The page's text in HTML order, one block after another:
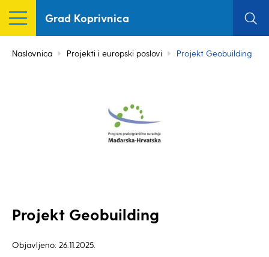
Grad Koprivnica
Naslovnica Projekti i europski poslovi Projekt Geobuilding
Projekt Geobuilding
Objavljeno: 26.11.2025.